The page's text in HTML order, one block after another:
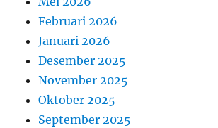
Februari 2026
Januari 2026
Desember 2025
November 2025
Oktober 2025
September 2025